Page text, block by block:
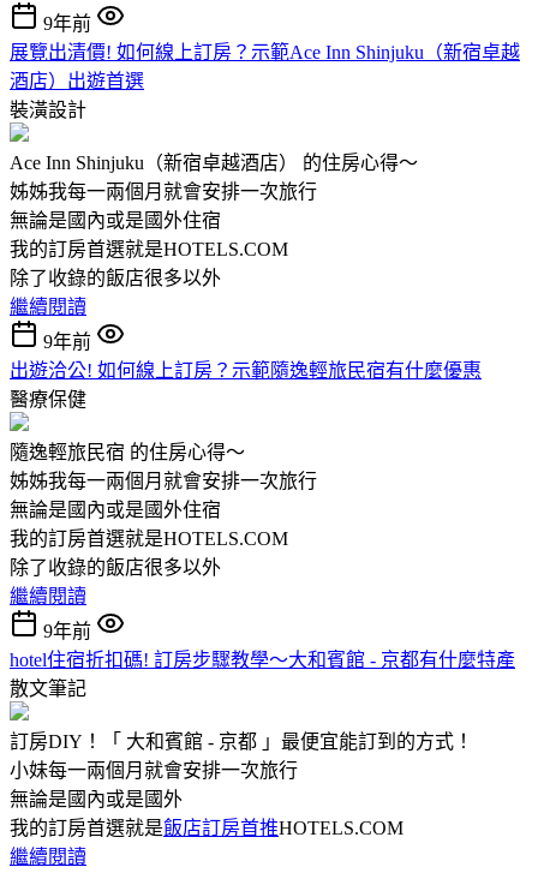
9年前
展覽出清價! 如何線上訂房？示範Ace Inn Shinjuku（新宿卓越
酒店）出遊首選
裝潢設計
Ace Inn Shinjuku（新宿卓越酒店） 的住房心得～
姊姊我每一兩個月就會安排一次旅行
無論是國內或是國外住宿
我的訂房首選就是HOTELS.COM
除了收錄的飯店很多以外
繼續閱讀
9年前
出遊洽公! 如何線上訂房？示範隨逸輕旅民宿有什麼優惠
醫療保健
隨逸輕旅民宿 的住房心得～
姊姊我每一兩個月就會安排一次旅行
無論是國內或是國外住宿
我的訂房首選就是HOTELS.COM
除了收錄的飯店很多以外
繼續閱讀
9年前
hotel住宿折扣碼! 訂房步驟教學～大和賓館 - 京都有什麼特產
散文筆記
訂房DIY！「 大和賓館 - 京都 」最便宜能訂到的方式！
小妹每一兩個月就會安排一次旅行
無論是國內或是國外
我的訂房首選就是飯店訂房首推HOTELS.COM
繼續閱讀